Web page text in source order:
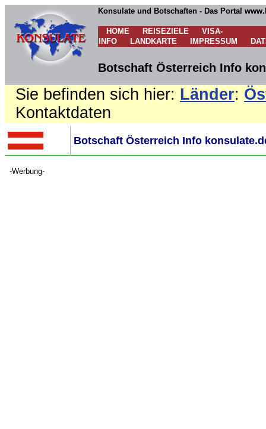
Konsulate und Botschaften - Das Portal
HOME REISEZIELE
VISA-
INFO
LANDKARTE IMPRESSUM
Botschaft Österreich Info
Sie befinden sich hier: Länder:
Kontaktdaten
Botschaft Österreich Info
-Werbung-